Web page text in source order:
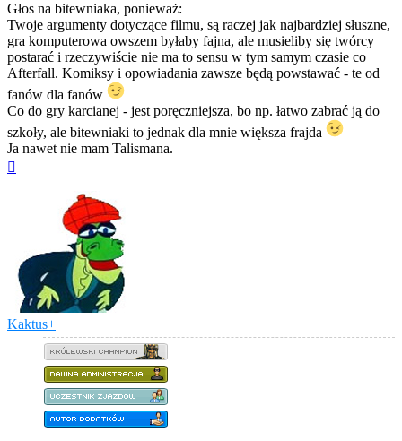
Głos na bitewniaka, ponieważ:
Twoje argumenty dotyczące filmu, są raczej jak najbardziej słuszne,
gra komputerowa owszem byłaby fajna, ale musieliby się twórcy
postarać i rzeczywiście nie ma to sensu w tym samym czasie co
Afterfall. Komiksy i opowiadania zawsze będą powstawać - te od
fanów dla fanów
Co do gry karcianej - jest poręczniejsza, bo np. łatwo zabrać ją do
szkoły, ale bitewniaki to jednak dla mnie większa frajda
Ja nawet nie mam Talismana.
Kaktus+